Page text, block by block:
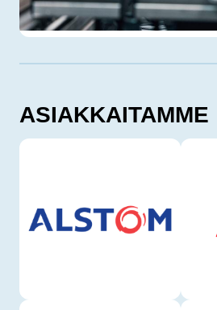
ASIAKKAITAMME